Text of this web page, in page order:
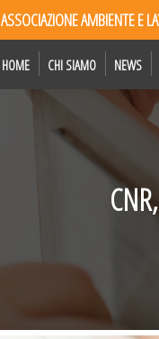
ASSOCIAZIONE AMBIENTE E
HOME CHI SIAMO NEWS